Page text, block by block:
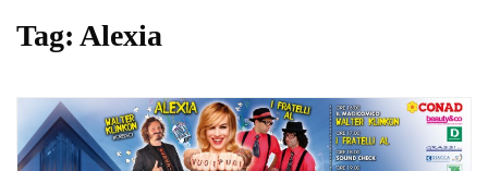
Tag: Alexia